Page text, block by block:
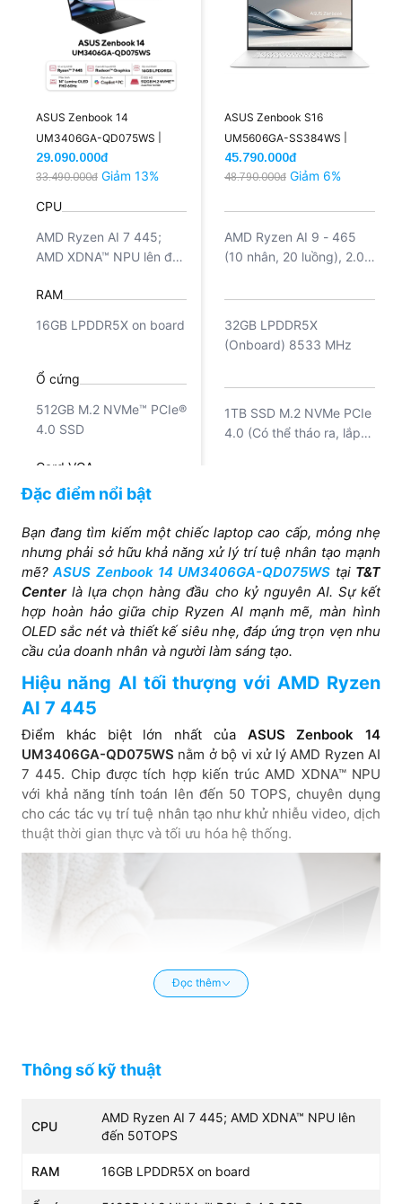
ASUS Zenbook 14
UM3406GA-QD075WS |
Ryzen™ AI 7 445 16GB 512GB
AMD Radeon™ Graphics 14''
WUXGA OLED (New)
29.090.000đ
33.490.000đ Giảm 13%
CPU
AMD Ryzen AI 7 445;
AMD XDNA™ NPU lên đến
RAM
16GB LPDDR5X on board
Ổ cứng
512GB M.2 NVMe™ PCIe®
4.0 SSD
Card VGA
AMD Radeon™ Graphics
Màn hình
14 inch WUXGA (1920 x
1200) OLED 16:10, 60Hz,
0.2ms, 400 nits, 100%
DCI-P3, Glossy display,
TÜV Rheinland-certified
ASUS Zenbook S16
UM5606GA-SS384WS |
Ryzen™ AI 9 465 32GB 1TB
AMD Radeon™ Graphics 16''
45.790.000đ
48.790.000đ Giảm 6%
AMD Ryzen AI 9 - 465
(10 nhân, 20 luồng), 2.00
khi tải nặng)
32GB LPDDR5X
(Onboard) 8533 MHz
1TB SSD M.2 NVMe PCIe
4.0 (Có thể tháo ra, lắp
16" 3K (2880 x 1800)
OLED 120Hz, 100% DCI-
P3, DisplayHDR True
Black 1000, 500 nits,
70% Less harmful blue
light, 1.07 tỷ màu
Đặc điểm nổi bật
Bạn đang tìm kiếm một chiếc laptop cao cấp, mỏng nhẹ
nhưng phải sở hữu khả năng xử lý trí tuệ nhân tạo mạnh
mẽ?ASUS Zenbook 14 UM3406GA-QD075WS tại T&T
Centerlà lựa chọn hàng đầu cho kỷ nguyên AI. Sự kết
hợp hoàn hảo giữa chip Ryzen AI mạnh mẽ, màn hình
OLED sắc nét và thiết kế siêu nhẹ, đáp ứng trọn vẹn nhu
cầu của doanh nhân và người làm sáng tạo.
Hiệu năng AI tối thượng với AMD Ryzen
AI 7 445
Điểm khác biệt lớn nhất của ASUS Zenbook 14
UM3406GA-QD075WS nằm ở bộ vi xử lý AMD Ryzen AI
7 445. Chip được tích hợp kiến trúc AMD XDNA™ NPU
với khả năng tính toán lên đến 50 TOPS, chuyên dụng
cho các tác vụ trí tuệ nhân tạo như khử nhiễu video, dịch
thuật thời gian thực và tối ưu hóa hệ thống.
Đọc thêm
Thông số kỹ thuật
CPU
AMD Ryzen AI 7 445; AMD XDNA™ NPU lên
đến 50TOPS
RAM 16GB LPDDR5X on board